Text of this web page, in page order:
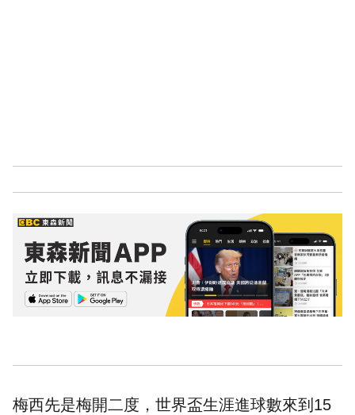
梅西先是梅開二度，世界盃生涯進球數來到15